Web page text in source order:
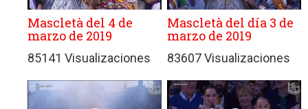
Mascletà del 4 de
marzo de 2019
85141 Visualizaciones
Mascletà del día 3 de
marzo de 2019
83607 Visualizaciones